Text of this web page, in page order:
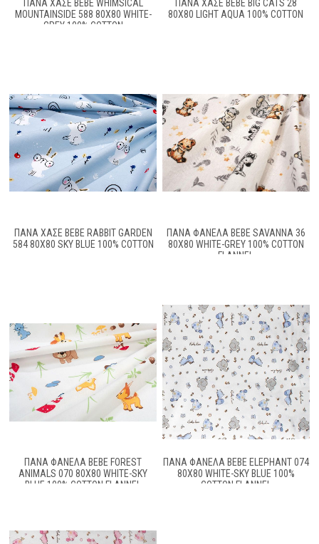
ΠΆΝΑ ΧΑΣΈ BEBE WHIMSICAL
MOUNTAINSIDE 588 80X80 WHITE-
GREY 100% COTTON
ΠΆΝΑ ΧΑΣΈ BEBE BIG CATS 28
80X80 LIGHT AQUA 100% COTTON
ΠΆΝΑ ΧΑΣΈ BEBE RABBIT GARDEN
584 80X80 SKY BLUE 100% COTTON
ΠΆΝΑ ΦΑΝΈΛΑ BEBE SAVANNA 36
80X80 WHITE-GREY 100% COTTON
FLANNEL
ΠΆΝΑ ΦΑΝΈΛΑ BEBE FOREST
ANIMALS 070 80X80 WHITE-SKY
BLUE 100% COTTON FLANNEL
ΠΆΝΑ ΦΑΝΈΛΑ BEBE ELEPHANT 074
80X80 WHITE-SKY BLUE 100%
COTTON FLANNEL